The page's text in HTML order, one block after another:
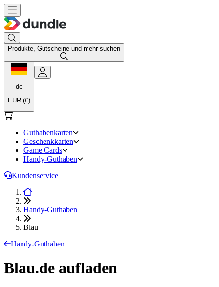
Produkte, Gutscheine und mehr suchen
de
EUR (€)
Guthabenkarten
Geschenkkarten
Game Cards
Handy-Guthaben
Kundenservice
Handy-Guthaben
Blau
Handy-Guthaben
Blau.de aufladen